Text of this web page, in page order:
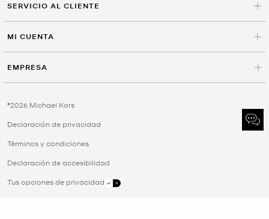
SERVICIO AL CLIENTE
MI CUENTA
EMPRESA
©2026 Michael Kors
Declaración de privacidad
Términos y condiciones
Declaración de accesibilidad
Tus opciones de privacidad